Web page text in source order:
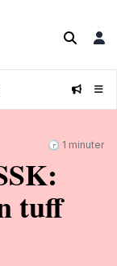
🕝 1 minuter
tuff